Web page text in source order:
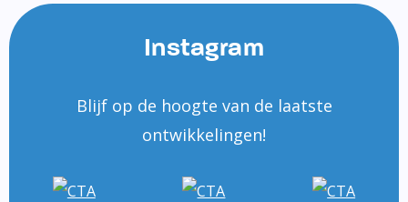
Instagram
Blijf op de hoogte van de laatste
ontwikkelingen!